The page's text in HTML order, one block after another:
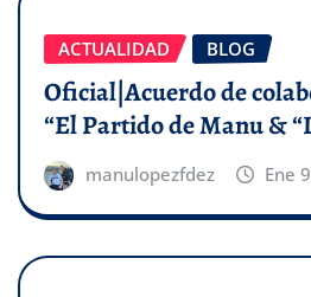
ACTUALIDAD BLOG
Oficial|Acuerdo de
“El Partido de Manu &
manulopezfdez Ene